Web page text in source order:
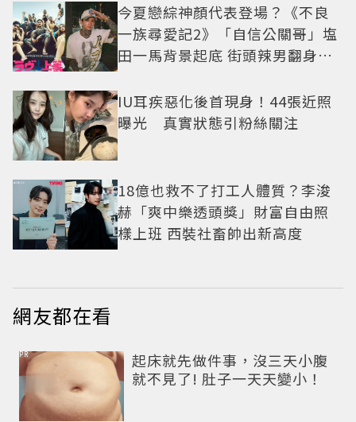
今夏戀綜神顏代表登場？《不良
一族尋愛記2》「自信公關哥」塩
田一馬背景起底 街頭辣男翻身當
IU耳疾惡化後首現身！44張近照
曝光 真實狀態引粉絲關注
18億也救不了打工人體質？李浚
赫「爽中樂透頭獎」財富自由照
樣上班 西裝社畜帥出新高度
網友都在看
起床就先做件事，沒三天小腹
就不見了! 肚子一天天變小！
PR